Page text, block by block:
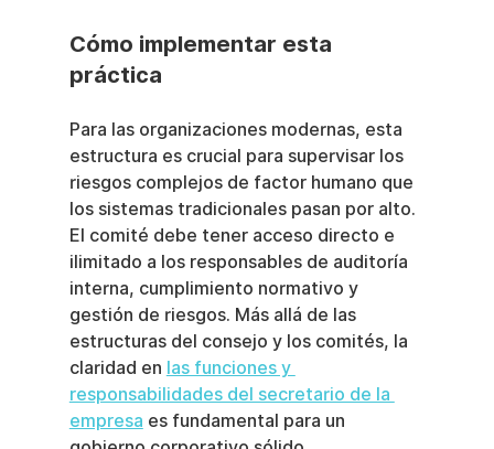
Cómo implementar esta
práctica
Para las organizaciones modernas, esta
estructura es crucial para supervisar los
riesgos complejos de factor humano que
los sistemas tradicionales pasan por alto.
El comité debe tener acceso directo e
ilimitado a los responsables de auditoría
interna, cumplimiento normativo y
gestión de riesgos. Más allá de las
estructuras del consejo y los comités, la
claridad en las funciones y
responsabilidades del secretario de la
empresa es fundamental para un